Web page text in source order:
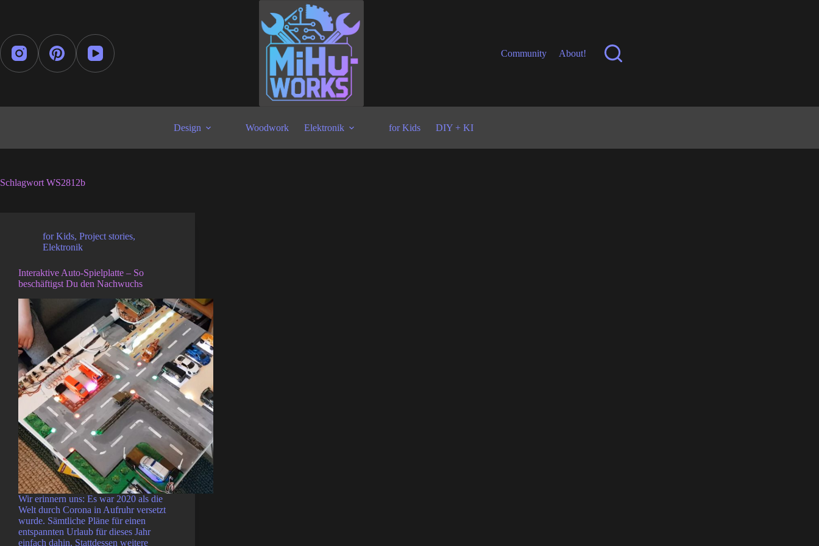
Community About!
Design Woodwork Elektronik for Kids DIY + KI
Schlagwort WS2812b
for Kids, Project stories,
Elektronik
Interaktive Auto-Spielplatte – So
beschäftigst Du den Nachwuchs
Wir erinnern uns: Es war 2020 als die
Welt durch Corona in Aufruhr versetzt
wurde. Sämtliche Pläne für einen
entspannten Urlaub für dieses Jahr
einfach dahin. Stattdessen weitere